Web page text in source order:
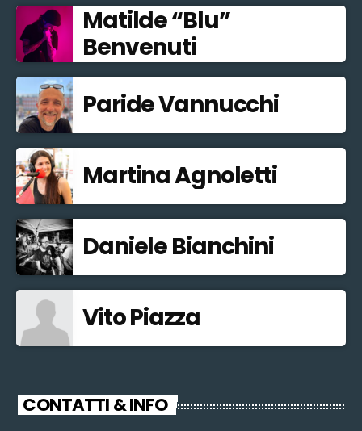
Matilde “Blu”
Benvenuti
Paride Vannucchi
Martina Agnoletti
Daniele Bianchini
Vito Piazza
CONTATTI & INFO